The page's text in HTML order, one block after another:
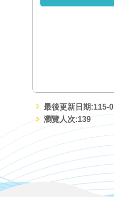
最後更新日期:115-
瀏覽人次:139